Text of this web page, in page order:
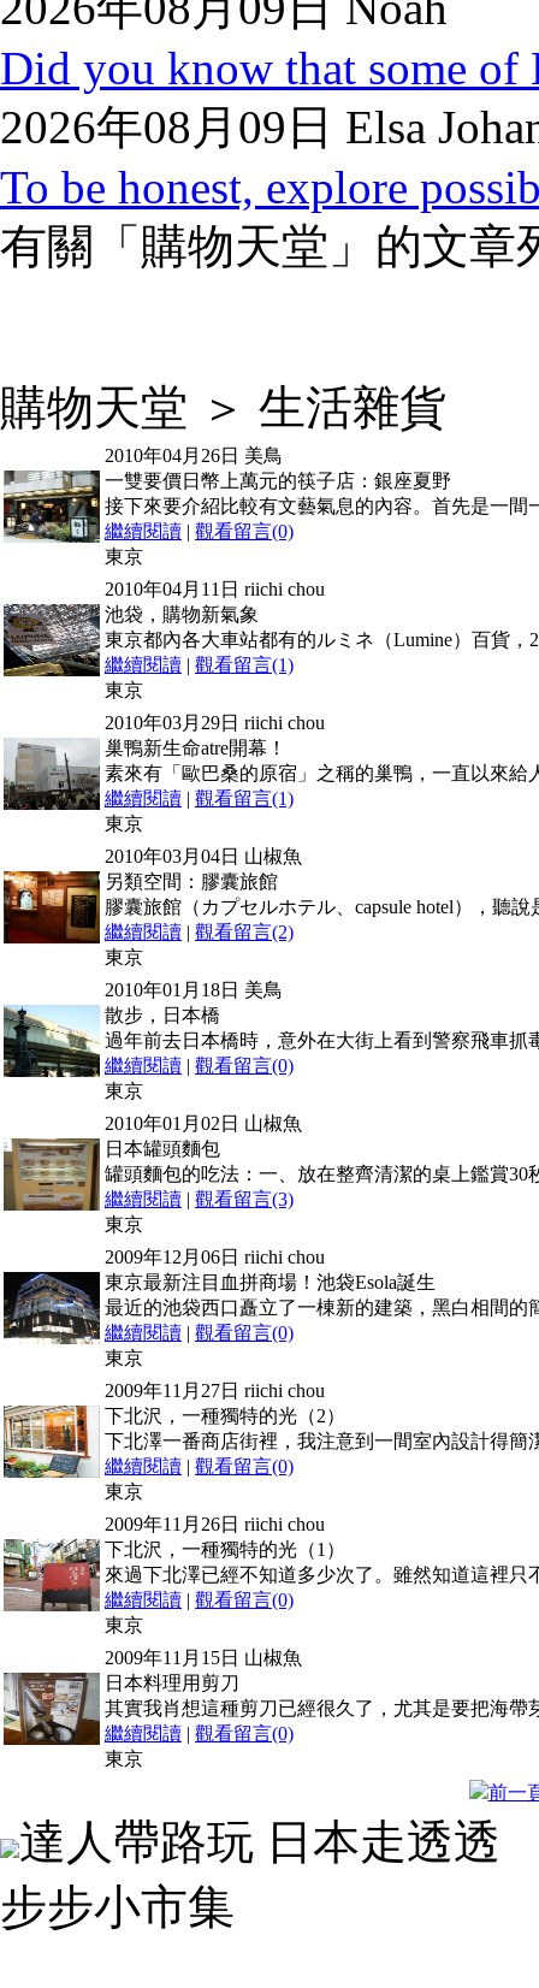
Did you know that some of
2026年08月09日 Elsa
To be honest, explore
有關「購物天堂」的文章
購物天堂 ＞ 生活雜貨
2010年04月26日 美鳥
一雙要價日幣上萬元的筷子店：銀座夏野
接下來要介紹比較有文藝氣息的內容。首先是一
繼續閱讀 | 觀看留言(0)
東京
2010年04月11日 riichi chou
池袋，購物新氣象
東京都內各大車站都有的ルミネ（Lumine）百貨
繼續閱讀 | 觀看留言(1)
東京
2010年03月29日 riichi chou
巢鴨新生命atre開幕！
素來有「歐巴桑的原宿」之稱的巢鴨，一直以來
繼續閱讀 | 觀看留言(1)
東京
2010年03月04日 山椒魚
另類空間：膠囊旅館
膠囊旅館（カプセルホテル、capsule hotel），聽
繼續閱讀 | 觀看留言(2)
東京
2010年01月18日 美鳥
散步，日本橋
過年前去日本橋時，意外在大街上看到警察飛車
繼續閱讀 | 觀看留言(0)
東京
2010年01月02日 山椒魚
日本罐頭麵包
罐頭麵包的吃法：一、放在整齊清潔的桌上鑑賞
繼續閱讀 | 觀看留言(3)
東京
2009年12月06日 riichi chou
東京最新注目血拼商場！池袋Esola誕生
最近的池袋西口矗立了一棟新的建築，黑白相間
繼續閱讀 | 觀看留言(0)
東京
2009年11月27日 riichi chou
下北沢，一種獨特的光（2）
下北澤一番商店街裡，我注意到一間室內設計得
繼續閱讀 | 觀看留言(0)
東京
2009年11月26日 riichi chou
下北沢，一種獨特的光（1）
來過下北澤已經不知道多少次了。雖然知道這裡
繼續閱讀 | 觀看留言(0)
東京
2009年11月15日 山椒魚
日本料理用剪刀
其實我肖想這種剪刀已經很久了，尤其是要把海
繼續閱讀 | 觀看留言(0)
東京
前一
達人帶路玩 日本走透透
步步小市集